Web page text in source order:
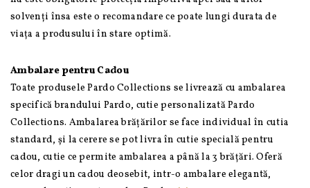
solvenți însa este o recomandare ce poate lungi durata de
viața a produsului în stare optimă.
Ambalare pentru Cadou
Toate produsele Pardo Collections se livrează cu ambalarea
specifică brandului Pardo, cutie personalizată Pardo
Collections. Ambalarea brățărilor se face individual în cutia
standard, și la cerere se pot livra în cutie specială pentru
cadou, cutie ce permite ambalarea a până la 3 brățări. Oferă
celor dragi un cadou deosebit, intr-o ambalare elegantă,